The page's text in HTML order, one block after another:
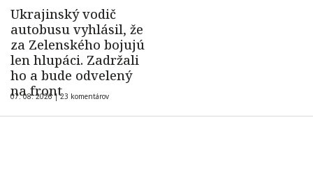
Ukrajinský vodič
autobusu vyhlásil, že
za Zelenského bojujú
len hlupáci. Zadržali
ho a bude odvelený
na front
07. 08. 2026 |23 komentárov